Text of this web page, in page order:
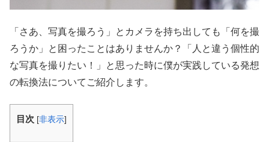
「さあ、写真を撮ろう」とカメラを持ち出しても「何を撮
ろうか」と困ったことはありませんか？「人と違う個性的
な写真を撮りたい！」と思った時に僕が実践している発想
の転換法についてご紹介します。
目次 [非表示]